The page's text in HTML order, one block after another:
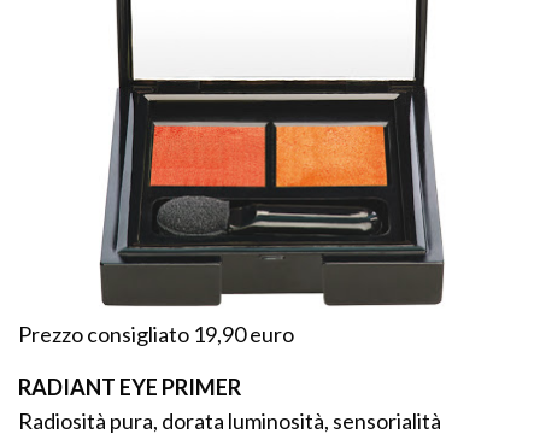
Prezzo consigliato 19,90 euro
RADIANT EYE PRIMER
Radiosità pura, dorata luminosità, sensorialità